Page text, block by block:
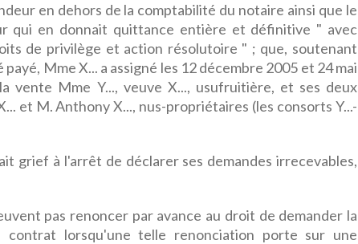
en dehors de la comptabilité du notaire ainsi que le
qui en donnait quittance entière et définitive " avec
de privilège et action résolutoire " ; que, soutenant
Mme X... a assigné les 12 décembre 2005 et 24 mai
vente Mme Y..., veuve X..., usufruitière, et ses deux
et M. Anthony X..., nus-propriétaires (les consorts Y...-
grief à l'arrêt de déclarer ses demandes irrecevables,
pas renoncer par avance au droit de demander la
contrat lorsqu'une telle renonciation porte sur une